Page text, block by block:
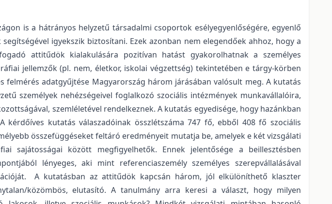
is a hátrányos helyzetű társadalmi csoportok esélyegyenlőségére, egyenlő
igyekszik biztosítani. Ezek azonban nem elegendőek ahhoz, hogy a
attitűdök kialakulására pozitívan hatást gyakorolhatnak a személyes
jellemzők (pl. nem, életkor, iskolai végzettség) tekintetében e tárgy-körben
adatgyűjtése Magyarország három járásában valósult meg. A kutatás
személyek nehézségeivel foglalkozó szociális intézmények munkavállalóira,
szemléletével rendelkeznek. A kutatás egyedisége, hogy hazánkban
kutatás válaszadóinak összlétszáma 747 fő, ebből 408 fő szociális
összefüggéseket feltáró eredményeit mutatja be, amelyek e két vizsgálati
sajátosságai között megfigyelhetők. Ennek jelentősége a beillesztésben
lényeges, aki mint referenciaszemély személyes szerepvállalásával
A kutatásban az attitűdök kapcsán három, jól elkülöníthető klaszter
közömbös, elutasító. A tanulmány arra keresi a választ, hogy milyen